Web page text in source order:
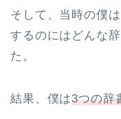
そして、当時の僕
するのにはどんな
た。
結果、僕は3つの辞